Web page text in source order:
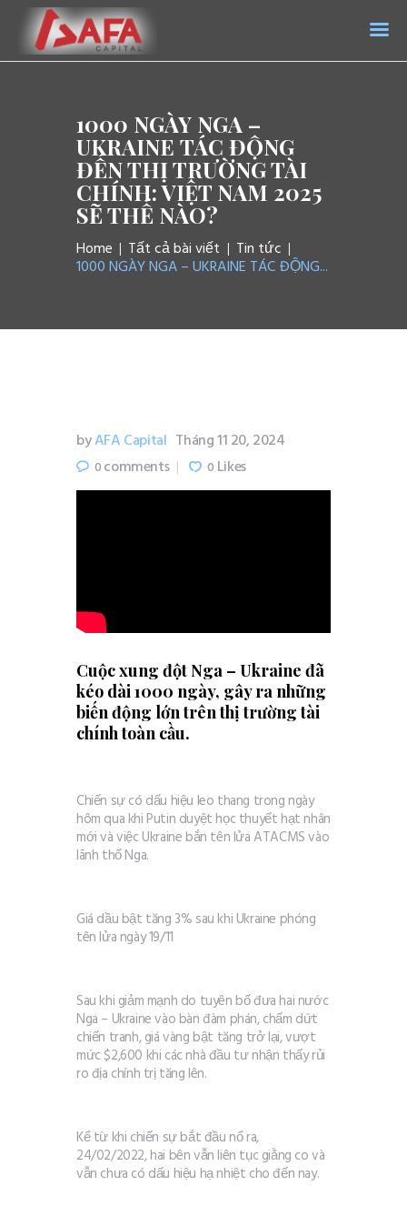
1000 NGÀY NGA –
UKRAINE TÁC ĐỘNG
ĐẾN THỊ TRƯỜNG TÀI
CHÍNH: VIỆT NAM 2025
SẼ THẾ NÀO?
Home Tất cả bài viết Tin tức
1000 NGÀY NGA – UKRAINE TÁC ĐỘNG...
AFA CAPITAL
Trang chủ
Giới thiệu
Dịch vụ
Tin tức
Liên hệ
byAFA Capital Tháng 11 20, 2024
0comments 0 Likes
Cuộc xung đột Nga – Ukraine đã
kéo dài 1000 ngày, gây ra những
biến động lớn trên thị trường tài
chính toàn cầu.
Chiến sự có dấu hiệu leo thang trong ngày
hôm qua khi Putin duyệt học thuyết hạt nhân
mới và việc Ukraine bắn tên lửa ATACMS vào
lãnh thổ Nga.
Giá dầu bật tăng 3% sau khi Ukraine phóng
tên lửa ngày 19/11
Sau khi giảm mạnh do tuyên bố đưa hai nước
Nga – Ukraine vào bàn đàm phán, chấm dứt
chiến tranh, giá vàng bật tăng trở lại, vượt
mức $2,600 khi các nhà đầu tư nhận thấy rủi
ro địa chính trị tăng lên.
Kể từ khi chiến sự bắt đầu nổ ra,
24/02/2022, hai bên vẫn liên tục giằng co và
vẫn chưa có dấu hiệu hạ nhiệt cho đến nay.